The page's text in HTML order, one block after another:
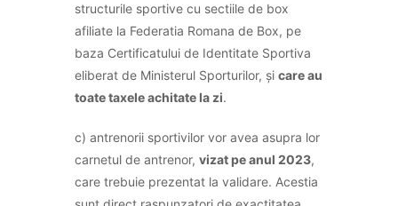
structurile sportive cu sectiile de box
afiliate la Federatia Romana de Box, pe
baza Certificatului de Identitate Sportiva
eliberat de Ministerul Sporturilor, și care au
toate taxele achitate la zi.
c) antrenorii sportivilor vor avea asupra lor
carnetul de antrenor, vizat pe anul 2023,
care trebuie prezentat la validare. Acestia